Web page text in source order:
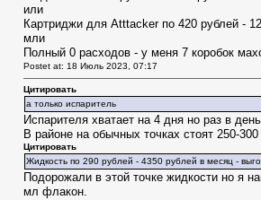
или
Картриджи для Atttacker по 420 рублей -
мли
Полный 0 расходов - у меня 7 коробок
Postet at: 18 Июль 2023, 07:17
Цитировать
а только испаритель
Испарителя хватает на 4 дня но раз в
В районе на обычных точках стоят 250-
Цитировать
Жидкость по 290 рублей - 4350 рублей в месяц -
Подорожали в этой точке жидкости но я
мл флакон.